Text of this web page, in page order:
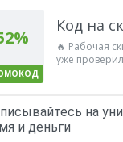
Код на
🔥 Рабочая
уже
на
и деньги